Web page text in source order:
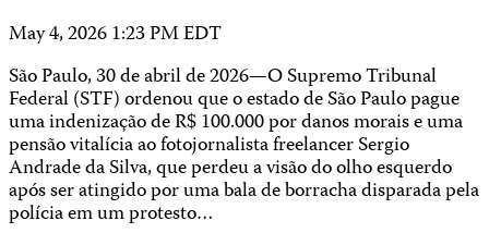
May 4, 2026 1:23 PM EDT
São Paulo, 30 de abril de 2026—O Supremo Tribunal
Federal (STF) ordenou que o estado de São Paulo pague
uma indenização de R$ 100.000 por danos morais e uma
pensão vitalícia ao fotojornalista freelancer Sergio
Andrade da Silva, que perdeu a visão do olho esquerdo
após ser atingido por uma bala de borracha disparada pela
polícia em um protesto…